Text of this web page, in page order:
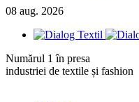
08 aug. 2026
Numărul 1 în presa
industriei de textile și fashion